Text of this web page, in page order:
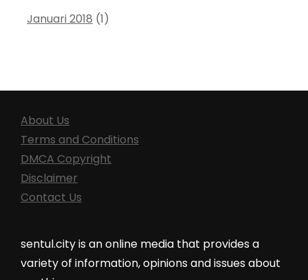
Januari 2018 (1)
About Us
Terms and Conditions
DMCA Copyright
Disclaimer
Contact Us
sentul.city is an online media that provides a
variety of information, opinions and issues about